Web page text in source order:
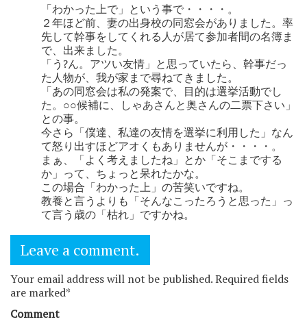
「わかった上で」という事で・・・・。
２年ほど前、妻の出身校の同窓会がありました。率
先して幹事をしてくれる人が居て参加者間の名簿ま
で、出来ました。
「う?ん。アツい友情」と思っていたら、幹事だっ
た人物が、我が家まで尋ねてきました。
「あの同窓会は私の発案で、目的は選挙活動でし
た。○○候補に、しゃあさんと奥さんの二票下さい」
との事。
今さら「僕達、私達の友情を選挙に利用した」なん
て怒り出すほどアオくもありませんが・・・・。
まぁ、「よく考えましたね」とか「そこまでする
か」って、ちょっと呆れたかな。
この場合「わかった上」の苦笑いですね。
教養と言うよりも「そんなこったろうと思った」っ
て言う歳の「枯れ」ですかね。
Leave a comment.
Your email address will not be published. Required fields
are marked*
Comment